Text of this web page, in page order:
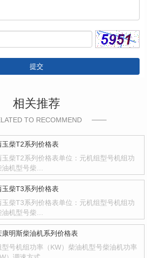
提交
相关推荐
TO RECOMMEND
玉柴T2系列价格表
玉柴T2系列价格表单位：元机组型号机组功
油机型号柴…
玉柴T3系列价格表
玉柴T3系列价格表单位：元机组型号机组功
油机型号柴…
康明斯柴油机系列价格表
型号机组功率（KW）柴油机型号柴油机功率